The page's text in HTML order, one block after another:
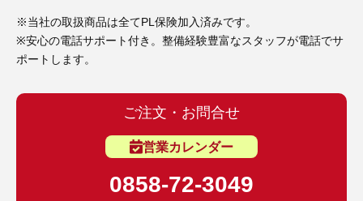
※当社の取扱商品は全てPL保険加入済みです。
※安心の電話サポート付き。整備経験豊富なスタッフが電話でサ
ポートします。
ご注文・お問合せ
営業カレンダー
0858-72-3049